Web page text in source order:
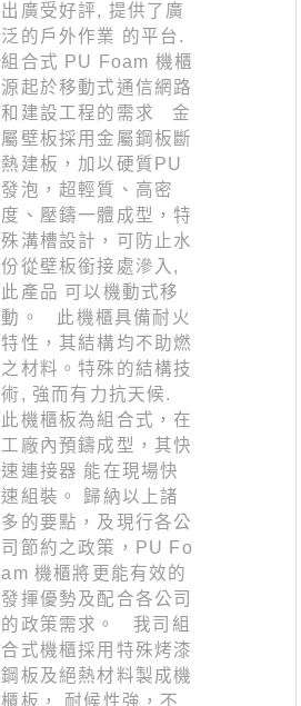
出廣受好評, 提供了廣
泛的戶外作業 的平台.
組合式 PU Foam 機櫃
源起於移動式通信網路
和建設工程的需求 金
屬壁板採用金屬鋼板斷
熱建板，加以硬質PU
發泡，超輕質、高密
度、壓鑄一體成型，特
殊溝槽設計，可防止水
份從壁板銜接處滲入,
此產品 可以機動式移
動。 此機櫃具備耐火
特性，其結構均不助燃
之材料。特殊的結構技
術, 強而有力抗天候.
此機櫃板為組合式，在
工廠內預鑄成型，其快
速連接器 能在現場快
速組裝。 歸納以上諸
多的要點，及現行各公
司節約之政策，PU Fo
am 機櫃將更能有效的
發揮優勢及配合各公司
的政策需求。 我司組
合式機櫃採用特殊烤漆
鋼板及絕熱材料製成機
櫃板， 耐候性強，不